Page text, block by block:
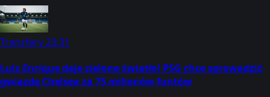
Transfery23:31
Luis Enrique daje zielone światło! PSG chce sprowadzić
gwiazdę Chelsea za 75 milionów funtów